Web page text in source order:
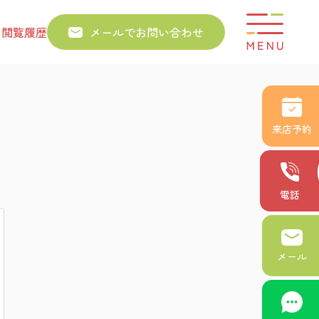
閲覧履歴 メールでお問い合わせ
来店予約
電話
メール